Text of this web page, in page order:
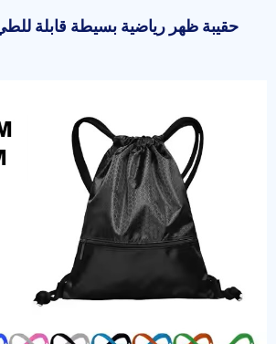
حقيبة ظهر رياضية بسيطة قابلة